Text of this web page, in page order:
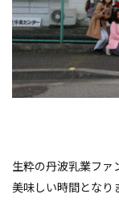
生粋の丹波乳業ファ
美味しい時間となり